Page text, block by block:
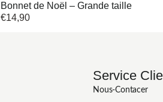
Bonnet de Noël – Grande taille
€14,90
Service
Nous-Contacer